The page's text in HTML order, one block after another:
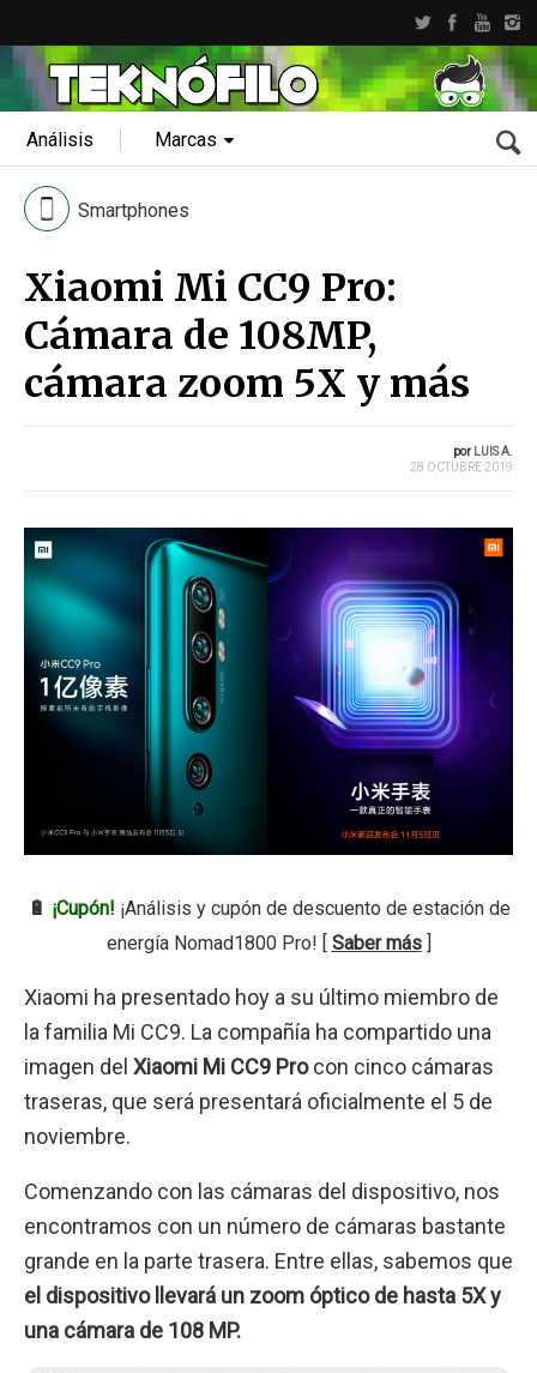
Análisis Marcas
Smartphones
Xiaomi Mi CC9 Pro:
Cámara de 108MP,
cámara zoom 5X y más
por LUIS A.
28 OCTUBRE 2019
🔋 ¡Cupón! ¡Análisis y cupón de descuento de estación de
energía Nomad1800 Pro! [ Saber más]
Xiaomi ha presentado hoy a su último miembro de
la familia Mi CC9. La compañía ha compartido una
imagen del Xiaomi Mi CC9 Procon cinco cámaras
traseras, que será presentará oficialmente el 5 de
noviembre.
Comenzando con las cámaras del dispositivo, nos
encontramos con un número de cámaras bastante
grande en la parte trasera. Entre ellas, sabemos que
el dispositivo llevará un zoom óptico de hasta 5X y
una cámara de 108 MP.